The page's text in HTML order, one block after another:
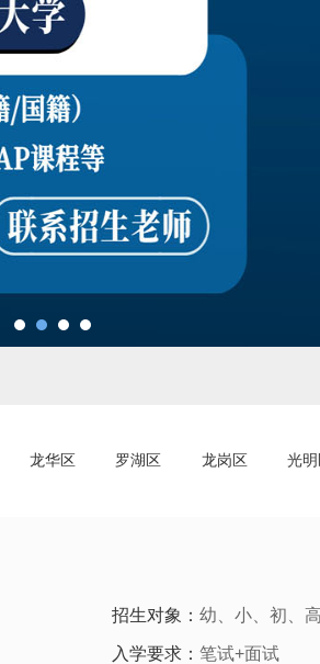
龙华区 罗湖区 龙岗区 光
招生对象：幼、小、初、高
入学要求：笔试+面试